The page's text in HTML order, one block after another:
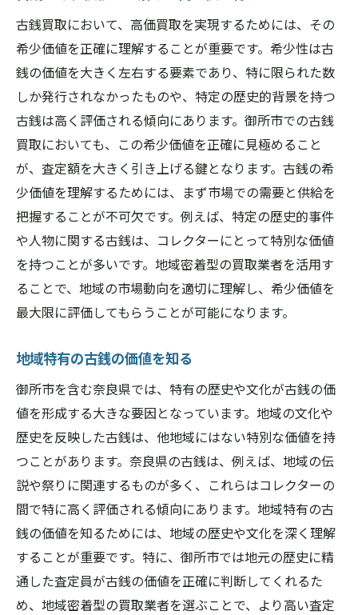
古銭の価値を左右する要因を知る
専門書やインターネットでのリサーチ方法
市場価値の変動に対応する方法
専門家のアドバイスを活用する
複数の買取業者で査定を依頼し価格比較を徹底
査定額を比較する重要性
複数業者の査定を効率的に受ける方法
提示価格を基に交渉するテクニック
価格比較の際の注意点
複数査定で適正価格を見つける
各業者の特徴を理解して選ぶ
ント
古銭の保存方法を見直す
状態改善のための具体的なステップ
高額査定を得るための付属品準備
査定前のクリーニングは必要か
状態の違いが価格に与える影響
プロの手入れを検討する価値
御所市で古銭を適正価格で買取してもらうため
の攻略法
地域の市場価格を調べる
古銭買取において、高価買取を実現するためには、その
希少価値を正確に理解することが重要です。希少性は古
銭の価値を大きく左右する要素であり、特に限られた数
しか発行されなかったものや、特定の歴史的背景を持つ
古銭は高く評価される傾向にあります。御所市での古銭
買取においても、この希少価値を正確に見極めること
が、査定額を大きく引き上げる鍵となります。古銭の希
少価値を理解するためには、まず市場での需要と供給を
把握することが不可欠です。例えば、特定の歴史的事件
や人物に関する古銭は、コレクターにとって特別な価値
を持つことが多いです。地域密着型の買取業者を活用す
ることで、地域の市場動向を適切に理解し、希少価値を
最大限に評価してもらうことが可能になります。
地域特有の古銭の価値を知る
御所市を含む奈良県では、特有の歴史や文化が古銭の価
値を形成する大きな要因となっています。地域の文化や
歴史を反映した古銭は、他地域にはない特別な価値を持
つことがあります。奈良県の古銭は、例えば、地域の伝
説や祭りに関連するものが多く、これらはコレクターの
間で特に高く評価される傾向にあります。地域特有の古
銭の価値を知るためには、地域の歴史や文化を深く理解
することが重要です。特に、御所市では地元の歴史に精
通した査定員が古銭の価値を正確に判断してくれるた
め、地域密着型の買取業者を選ぶことで、より高い査定